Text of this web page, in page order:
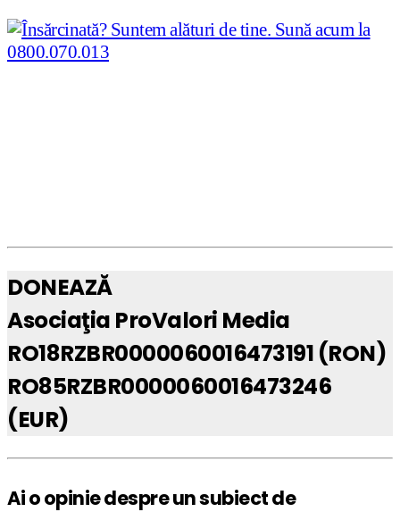
DONEAZĂ
Asociaţia ProValori Media
RO18RZBR0000060016473191 (RON)
RO85RZBR0000060016473246
(EUR)
Ai o opinie despre un subiect de